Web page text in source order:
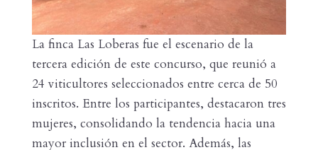
La finca Las Loberas fue el escenario de la
tercera edición de este concurso, que reunió a
24 viticultores seleccionados entre cerca de 50
inscritos. Entre los participantes, destacaron tres
mujeres, consolidando la tendencia hacia una
mayor inclusión en el sector. Además, las